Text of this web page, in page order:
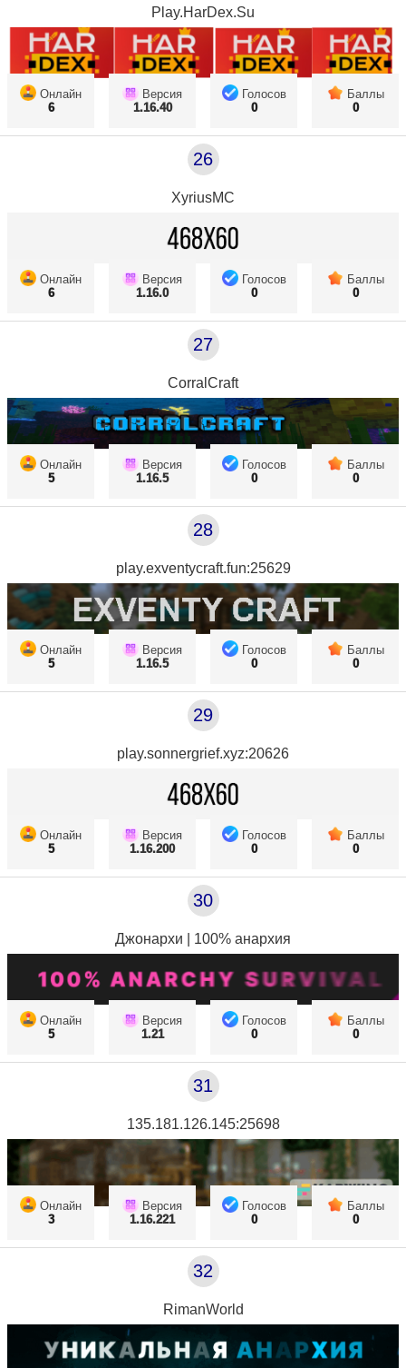
Play.HarDex.Su
Онлайн
6
Версия
1.16.40
Голосов
0
Баллы
0
26
XyriusMC
Онлайн
6
Версия
1.16.0
Голосов
0
Баллы
0
27
CorralCraft
Онлайн
5
Версия
1.16.5
Голосов
0
Баллы
0
28
play.exventycraft.fun:25629
Онлайн
5
Версия
1.16.5
Голосов
0
Баллы
0
29
play.sonnergrief.xyz:20626
Онлайн
5
Версия
1.16.200
Голосов
0
Баллы
0
30
Джонархи | 100% анархия
Онлайн
5
Версия
1.21
Голосов
0
Баллы
0
31
135.181.126.145:25698
Онлайн
3
Версия
1.16.221
Голосов
0
Баллы
0
32
RimanWorld